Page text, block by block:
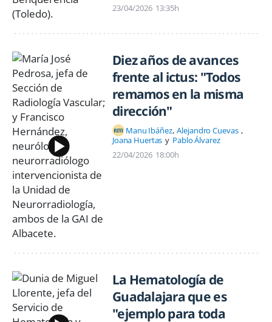
23/04/2026 13:35h
Diez años de avances
frente al ictus: "Todos
remamos en la misma
dirección"
Manu Ibáñez Alejandro Cuevas
Joana Huertas
Pablo Álvarez
22/04/2026 18:00h
La Hematología de
Guadalajara que es
"ejemplo para toda